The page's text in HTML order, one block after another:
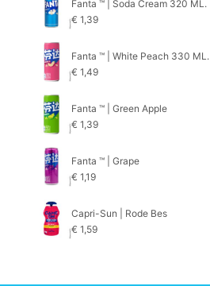
Fanta ™ | Soda Cream 320 ML.
€ 1,39
Fanta ™ | White Peach 330 ML.
€ 1,49
Fanta ™ | Green Apple
€ 1,39
Fanta ™ | Grape
€ 1,19
Capri-Sun | Rode Bes
€ 1,59